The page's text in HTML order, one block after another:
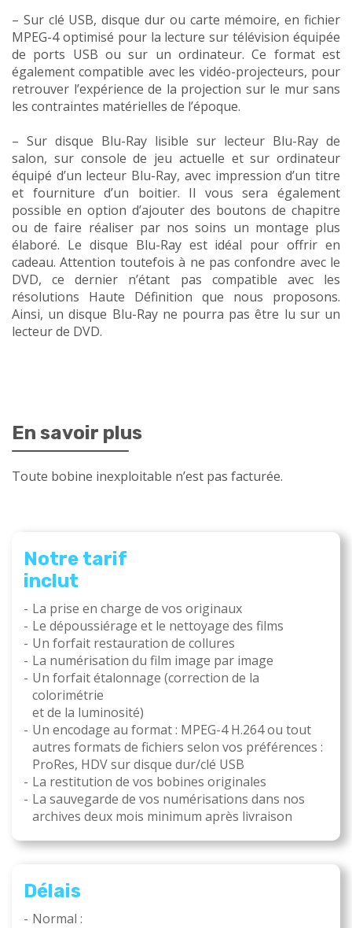
– Sur clé USB, disque dur ou carte mémoire, en fichier
MPEG-4 optimisé pour la lecture sur télévision équipée
de ports USB ou sur un ordinateur. Ce format est
également compatible avec les vidéo-projecteurs, pour
retrouver l’expérience de la projection sur le mur sans
les contraintes matérielles de l’époque.
– Sur disque Blu-Ray lisible sur lecteur Blu-Ray de
salon, sur console de jeu actuelle et sur ordinateur
équipé d’un lecteur Blu-Ray, avec impression d’un titre
et fourniture d’un boitier. Il vous sera également
possible en option d’ajouter des boutons de chapitre
ou de faire réaliser par nos soins un montage plus
élaboré. Le disque Blu-Ray est idéal pour offrir en
cadeau. Attention toutefois à ne pas confondre avec le
DVD, ce dernier n’étant pas compatible avec les
résolutions Haute Définition que nous proposons.
Ainsi, un disque Blu-Ray ne pourra pas être lu sur un
lecteur de DVD.
En savoir plus
Toute bobine inexploitable n’est pas facturée.
Notre tarif
inclut
La prise en charge de vos originaux
Le dépoussiérage et le nettoyage des films
Un forfait restauration de collures
La numérisation du film image par image
Un forfait étalonnage (correction de la
colorimétrie
et de la luminosité)
Un encodage au format : MPEG-4 H.264 ou tout
autres formats de fichiers selon vos préférences :
ProRes, HDV sur disque dur/clé USB
La restitution de vos bobines originales
La sauvegarde de vos numérisations dans nos
archives deux mois minimum après livraison
Délais
Normal :